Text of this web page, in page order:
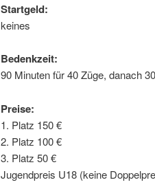
Startgeld:
keines
Bedenkzeit:
90 Minuten für 40 Züge, danach
Preise:
1. Platz 150 €
2. Platz 100 €
3. Platz 50 €
Jugendpreis U18 (keine